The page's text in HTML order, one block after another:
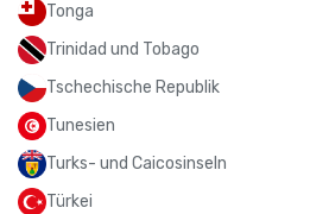
Tonga
Trinidad und Tobago
Tschechische Republik
Tunesien
Turks- und Caicosinseln
Türkei